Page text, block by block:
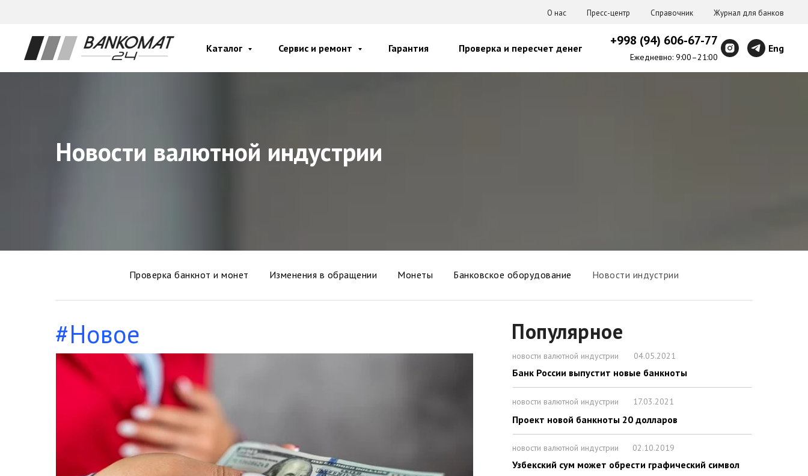
О нас Пресс-центр Справочник Журнал для банков
Каталог Сервис и ремонт Гарантия Проверка и пересчет денег +998 (94) 606-67-77
Ежедневно: 9:00–21:00
Eng
Новости валютной индустрии
Проверка банкнот и монет Изменения в обращении Монеты Банковское оборудование Новости индустрии
Популярное
Банк России выпустит новые банкноты
Проект новой банкноты 20 долларов
Узбекский сум может обрести графический символ
новости валютной индустрии 04.05.2021
новости валютной индустрии 17.03.2021
новости валютной индустрии 02.10.2019
#Новое